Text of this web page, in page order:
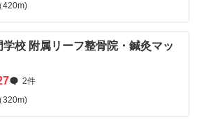
420m)
校 附属リーフ整骨院・鍼灸マッ
2件
320m)